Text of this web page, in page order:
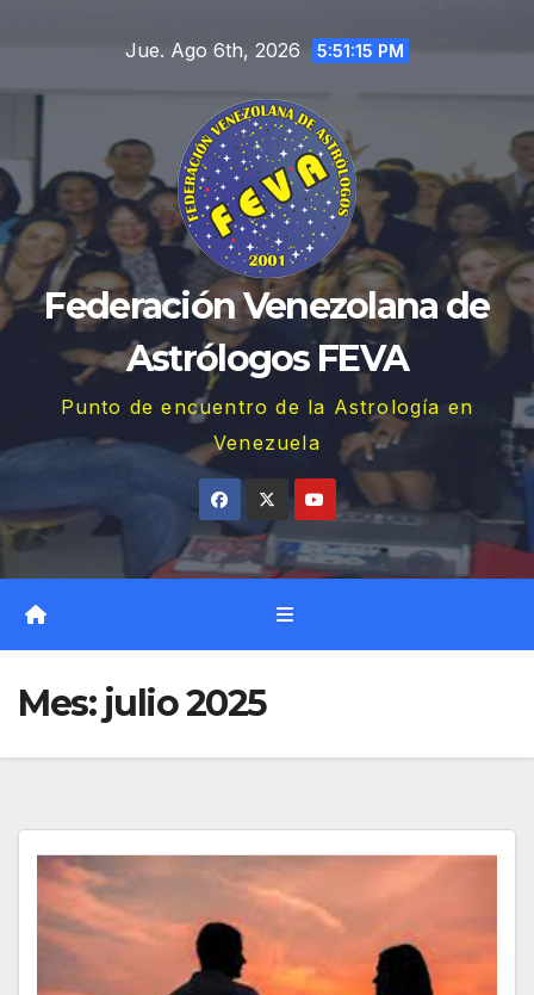
contenido
Jue. Ago 6th, 2026 5:51:16 PM
Federación Venezolana de
Astrólogos FEVA
Punto de encuentro de la Astrología en
Venezuela
Mes: julio 2025